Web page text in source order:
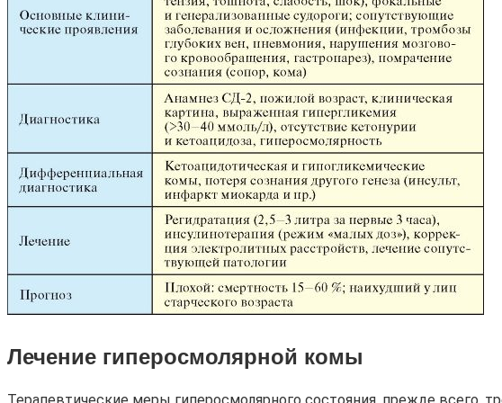
Лечение гиперосмолярной комы